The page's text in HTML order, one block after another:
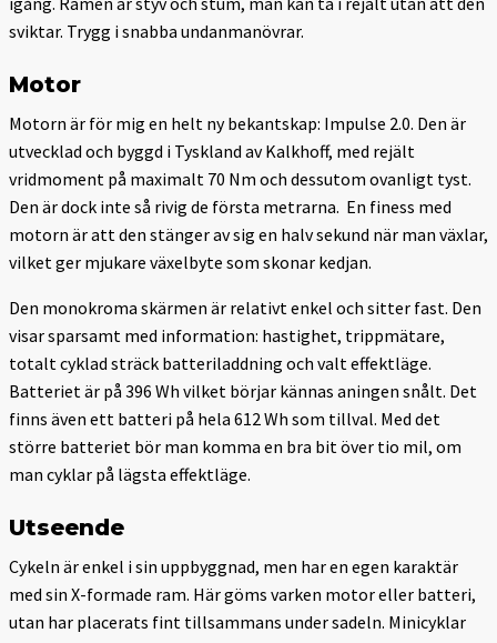
sviktar. Trygg i snabba undanmanövrar.
Motor
Motorn är för mig en helt ny bekantskap: Impulse 2.0. Den är
utvecklad och byggd i Tyskland av Kalkhoff, med rejält
vridmoment på maximalt 70 Nm och dessutom ovanligt tyst.
Den är dock inte så rivig de första metrarna. En finess med
motorn är att den stänger av sig en halv sekund när man växlar,
vilket ger mjukare växelbyte som skonar kedjan.
Den monokroma skärmen är relativt enkel och sitter fast. Den
visar sparsamt med information: hastighet, trippmätare,
totalt cyklad sträck batteriladdning och valt effektläge.
Batteriet är på 396 Wh vilket börjar kännas aningen snålt. Det
finns även ett batteri på hela 612 Wh som tillval. Med det
större batteriet bör man komma en bra bit över tio mil, om
man cyklar på lägsta effektläge.
Utseende
Cykeln är enkel i sin uppbyggnad, men har en egen karaktär
med sin X-formade ram. Här göms varken motor eller batteri,
utan har placerats fint tillsammans under sadeln. Minicyklar